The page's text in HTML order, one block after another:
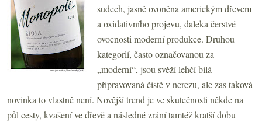
sudech, jasně ovoněna americkým dřevem
a oxidativního projevu, daleka čerstvé
ovocnosti moderní produkce. Druhou
kategorií, často označovanou za
„moderní“, jsou svěží lehčí bílá
připravovaná čistě v nerezu, ale zas taková
novinka to vlastně není. Novější trend je ve skutečnosti někde na
půl cesty, kvašení ve dřevě a následné zrání tamtéž kratší dobu